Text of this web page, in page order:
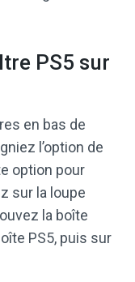
PS5 sur
en bas de
l’option de
option pour
sur la loupe
la boîte
PS5, puis sur